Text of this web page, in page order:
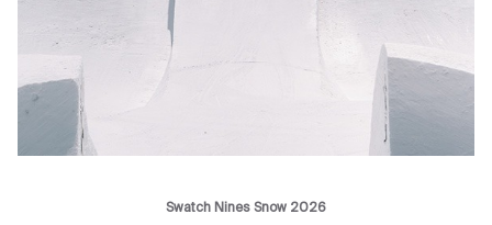
Swatch Nines Snow 2026